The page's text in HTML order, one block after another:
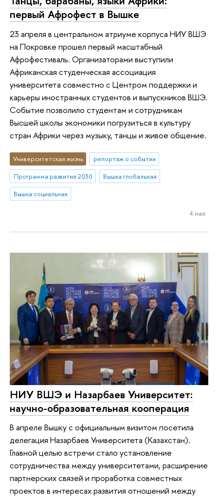
первый Афрофест в Вышке
23 апреля в центральном атриуме корпуса НИУ ВШЭ
на Покровке прошел первый масштабный
Афрофестиваль. Организаторами выступили
Африканская студенческая ассоциация
университета совместно с Центром поддержки и
карьеры иностранных студентов и выпускников ВШЭ.
Событие позволило студентам и сотрудникам
Высшей школы экономики погрузиться в культуру
стран Африки через музыку, танцы и живое общение.
Университетская жизнь
репортаж о событии
Программа развития 2030
Вышка глобальная
Вышка социальная
4 мая
НИУ ВШЭ и Назарбаев Университет:
научно-образовательная кооперация
В апреле Вышку с официальным визитом посетила
делегация Назарбаев Университета (Казахстан).
Главной целью встречи стало установление
сотрудничества между университетами, расширение
партнерских связей и проработка совместных
проектов в интересах развития отношений между